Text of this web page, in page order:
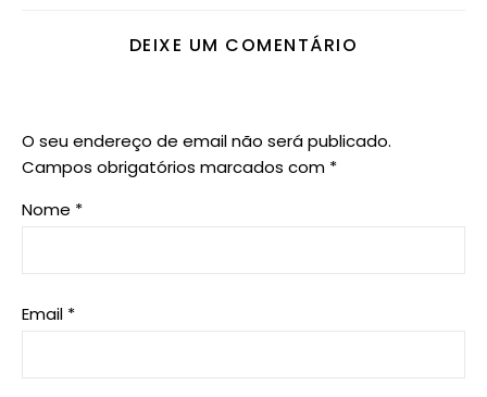
DEIXE UM COMENTÁRIO
O seu endereço de email não será publicado.
Campos obrigatórios marcados com *
Nome *
Email *